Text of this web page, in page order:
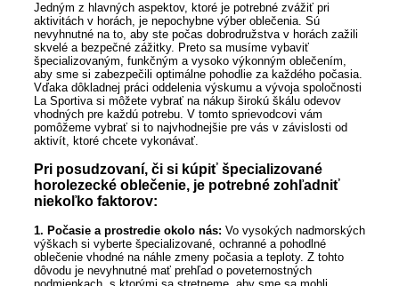
Jedným z hlavných aspektov, ktoré je potrebné zvážiť pri
aktivitách v horách, je nepochybne výber oblečenia. Sú
nevyhnutné na to, aby ste počas dobrodružstva v horách zažili
skvelé a bezpečné zážitky. Preto sa musíme vybaviť
špecializovaným, funkčným a vysoko výkonným oblečením,
aby sme si zabezpečili optimálne pohodlie za každého počasia.
Vďaka dôkladnej práci oddelenia výskumu a vývoja spoločnosti
La Sportiva si môžete vybrať na nákup širokú škálu odevov
vhodných pre každú potrebu. V tomto sprievodcovi vám
pomôžeme vybrať si to najvhodnejšie pre vás v závislosti od
aktivít, ktoré chcete vykonávať.
Pri posudzovaní, či si kúpiť špecializované
horolezecké oblečenie, je potrebné zohľadniť
niekoľko faktorov:
1. Počasie a prostredie okolo nás: Vo vysokých nadmorských
výškach si vyberte špecializované, ochranné a pohodlné
oblečenie vhodné na náhle zmeny počasia a teploty. Z tohto
dôvodu je nevyhnutné mať prehľad o poveternostných